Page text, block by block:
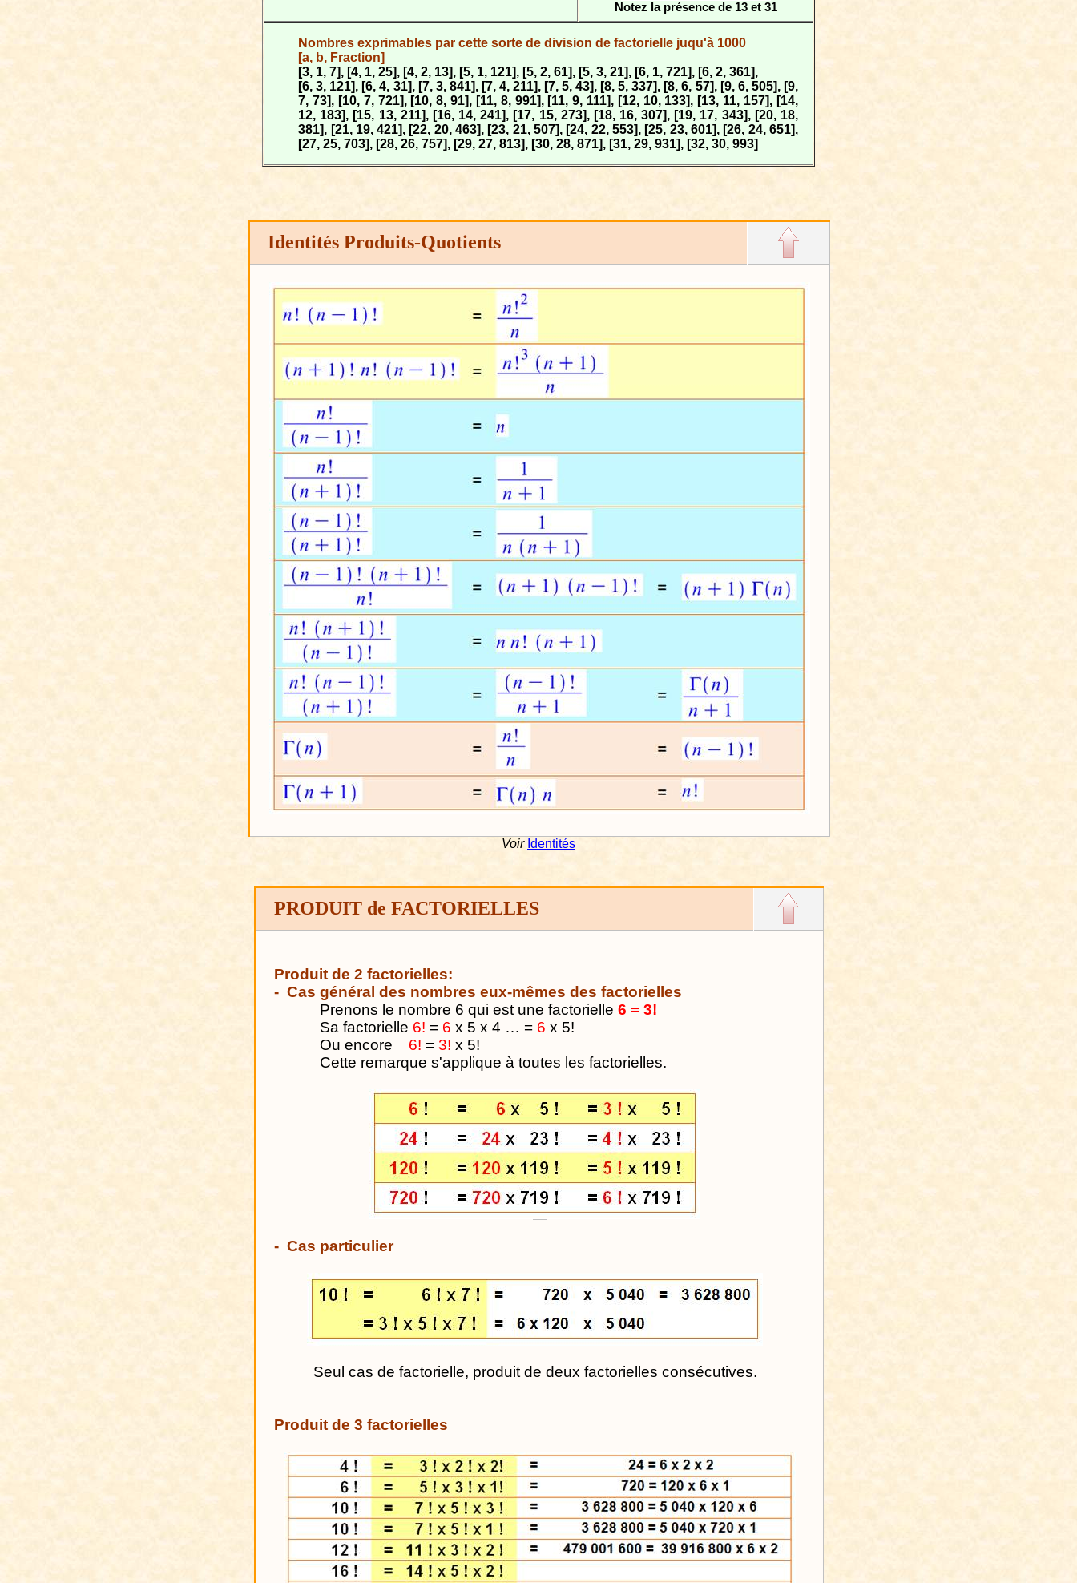
Notez la présence de 13 et 31
Nombres exprimables par cette sorte de division de factorielle juqu'à 1000
[a, b, Fraction]
[3, 1, 7], [4, 1, 25], [4, 2, 13], [5, 1, 121], [5, 2, 61], [5, 3, 21], [6, 1, 721], [6, 2, 361],
[6, 3, 121], [6, 4, 31], [7, 3, 841], [7, 4, 211], [7, 5, 43], [8, 5, 337], [8, 6, 57], [9, 6, 505], [9,
7, 73], [10, 7, 721], [10, 8, 91], [11, 8, 991], [11, 9, 111], [12, 10, 133], [13, 11, 157], [14,
12, 183], [15, 13, 211], [16, 14, 241], [17, 15, 273], [18, 16, 307], [19, 17, 343], [20, 18,
381], [21, 19, 421], [22, 20, 463], [23, 21, 507], [24, 22, 553], [25, 23, 601], [26, 24, 651],
[27, 25, 703], [28, 26, 757], [29, 27, 813], [30, 28, 871], [31, 29, 931], [32, 30, 993]
Identités Produits-Quotients
Voir Identités
PRODUIT de FACTORIELLES
Produit de 2 factorielles:
- Cas général des nombres eux-mêmes des factorielles
Prenons le nombre 6 qui est une factorielle6 = 3!
Sa factorielle 6! = 6 x 5 x 4 … = 6 x 5!
Ou encore
6! =3! x 5!
Cette remarque s'applique à toutes les factorielles.
- Cas particulier
Seul cas de factorielle, produit de deux factorielles consécutives.
Produit de 3 factorielles